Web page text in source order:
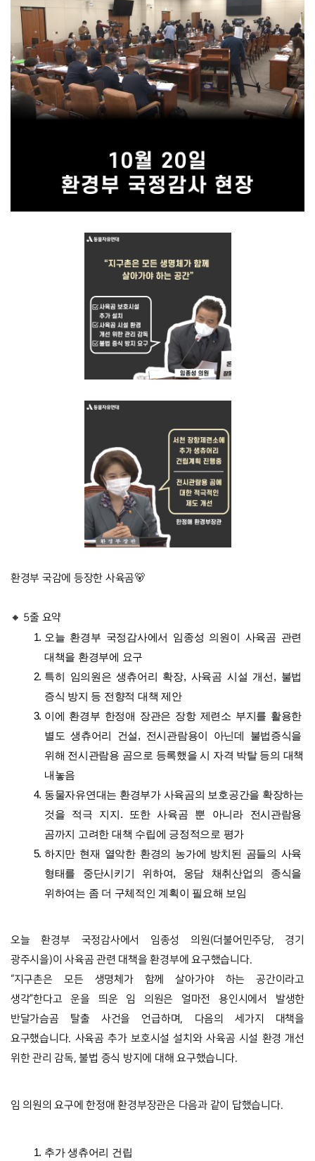
환경부 국감에 등장한 사육곰🐻
🔸 5줄 요약
오늘 환경부 국정감사에서 임종성 의원이 사육곰 관련
대책을 환경부에 요구
특히 임의원은 생츄어리 확장, 사육곰 시설 개선, 불법
증식 방지 등 전향적 대책 제안
이에 환경부 한정애 장관은 장항 제련소 부지를 활용한
별도 생츄어리 건설, 전시관람용이 아닌데 불법증식을
위해 전시관람용 곰으로 등록했을 시 자격 박탈 등의 대책
내놓음
동물자유연대는 환경부가 사육곰의 보호공간을 확장하는
것을 적극 지지. 또한 사육곰 뿐 아니라 전시관람용
곰까지 고려한 대책 수립에 긍정적으로 평가
하지만 현재 열악한 환경의 농가에 방치된 곰들의 사육
형태를 중단시키기 위하여, 웅담 채취산업의 종식을
위하여는 좀 더 구체적인 계획이 필요해 보임
오늘 환경부 국정감사에서 임종성 의원(더불어민주당, 경기
광주시을)이 사육곰 관련 대책을 환경부에 요구했습니다.
“지구촌은 모든 생명체가 함께 살아가야 하는 공간이라고
생각”한다고 운을 띄운 임 의원은 얼마전 용인시에서 발생한
반달가슴곰 탈출 사건을 언급하며, 다음의 세가지 대책을
요구했습니다. 사육곰 추가 보호시설 설치와 사육곰 시설 환경 개선
위한 관리 감독, 불법 증식 방지에 대해 요구했습니다.
임 의원의 요구에 한정애 환경부장관은 다음과 같이 답했습니다.
추가 생츄어리 건립